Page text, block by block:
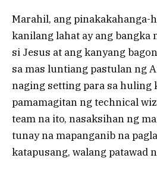
Marahil, ang pinakakahanga-
kanilang lahat ay ang bangka
si Jesus at ang kanyang
sa mas luntiang pastulan ng
naging setting para sa huling
pamamagitan ng technical
team na ito, nasaksihan ng
tunay na mapanganib na
katapusang, walang patawad